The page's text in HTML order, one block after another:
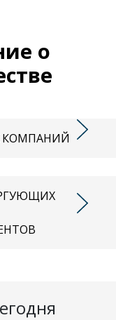
о
КОМПАНИЙ